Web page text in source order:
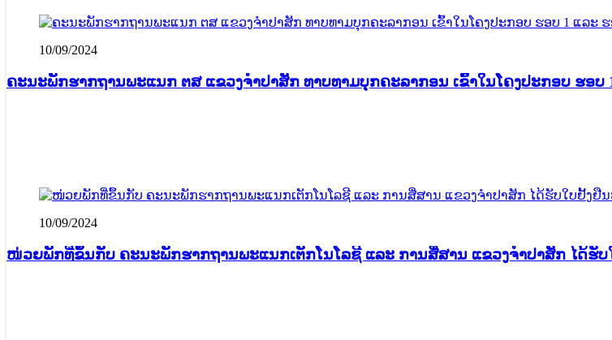
10/09/2024
ຄະນະພັກຮາກຖານພະແນກ ຕສ ແຂວງຈໍາປາສັກ ທາບທາມບຸກຄະລາກອນ ເຂົ້າໃນໂຄງປະກອບ ຮອ
10/09/2024
ໜ່ວຍພັກທີ່ຂຶ້ນກັບ ຄະນະພັກຮາກຖານພະແນກເຕັກໂນໂລຊີ ແລະ ການສື່ສານ ແຂວງຈໍາປາສັກ ໄດ້